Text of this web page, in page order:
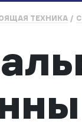
ТЕХНИКА